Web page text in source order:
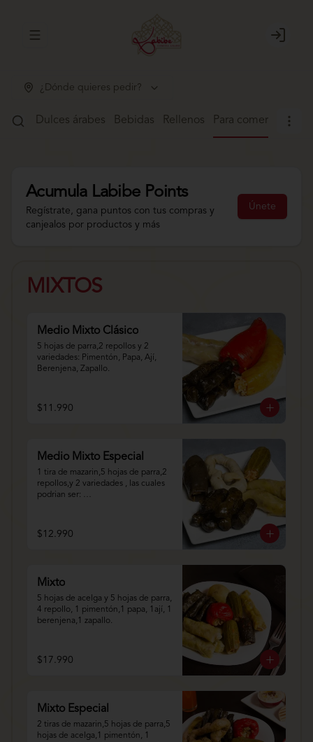
Abrir menu de navegación Login
¿Dónde quieres pedir?
Dulces árabes Bebidas Rellenos Para comer
Acumula Labibe Points
Regístrate, gana puntos con tus compras y
canjealos por productos y más
Únete
MIXTOS
Medio Mixto Clásico
5 hojas de parra,2 repollos y 2
variedades: Pimentón, Papa, Ají,
Berenjena, Zapallo.
$11.990
Medio Mixto Especial
1 tira de mazarin,5 hojas de parra,2
repollos,y 2 variedades , las cuales
podrian ser:
$12.990
Mixto
5 hojas de acelga y 5 hojas de parra,
4 repollo, 1 pimentón,1 papa, 1ají, 1
berenjena,1 zapallo.
$17.990
Mixto Especial
2 tiras de mazarin,5 hojas de parra,5
hojas de acelga,1 pimentón, 1